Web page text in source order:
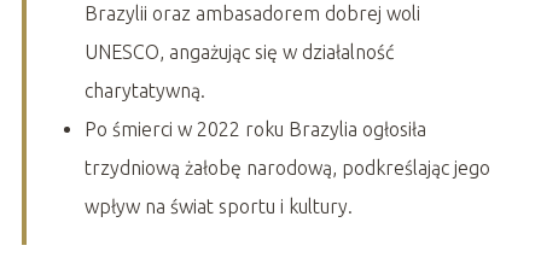
Brazylii oraz ambasadorem dobrej woli
UNESCO, angażując się w działalność
charytatywną.
Po śmierci w 2022 roku Brazylia ogłosiła
trzydniową żałobę narodową, podkreślając jego
wpływ na świat sportu i kultury.